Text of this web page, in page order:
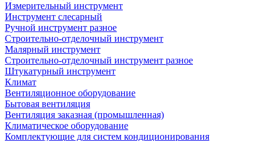
Измерительный инструмент
Инструмент слесарный
Ручной инструмент разное
Строительно-отделочный инструмент
Малярный инструмент
Строительно-отделочный инструмент разное
Штукатурный инструмент
Климат
Вентиляционное оборудование
Бытовая вентиляция
Вентиляция заказная (промышленная)
Климатическое оборудование
Комплектующие для систем кондиционирования